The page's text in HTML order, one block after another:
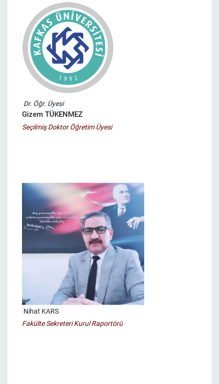
Dr. Öğr. Üyesi
Gizem TÜKENMEZ
Seçilmiş Doktor Öğretim Üyesi
Nihat KARS
Fakülte Sekreteri Kurul Raportörü